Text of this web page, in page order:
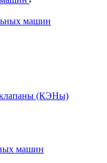
машин
(КЭНы)
машин